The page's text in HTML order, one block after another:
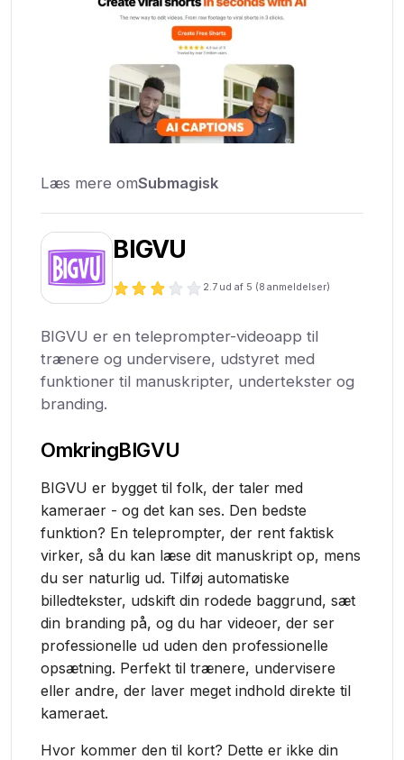
Læs mere omSubmagisk
BIGVU
2.7 ud af 5 (8 anmeldelser)
BIGVU er en teleprompter-videoapp til
trænere og undervisere, udstyret med
funktioner til manuskripter, undertekster og
branding.
OmkringBIGVU
BIGVU er bygget til folk, der taler med
kameraer - og det kan ses. Den bedste
funktion? En teleprompter, der rent faktisk
virker, så du kan læse dit manuskript op, mens
du ser naturlig ud. Tilføj automatiske
billedtekster, udskift din rodede baggrund, sæt
din branding på, og du har videoer, der ser
professionelle ud uden den professionelle
opsætning. Perfekt til trænere, undervisere
eller andre, der laver meget indhold direkte til
kameraet.
Hvor kommer den til kort? Dette er ikke din